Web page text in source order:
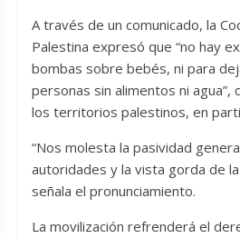
A través de un comunicado, la
Palestina expresó que “no hay
bombas sobre bebés, ni para
personas sin alimentos ni agua”,
los territorios palestinos, en
“Nos molesta la pasividad
autoridades y la vista gorda de
señala el pronunciamiento.
La movilización refrenderá el